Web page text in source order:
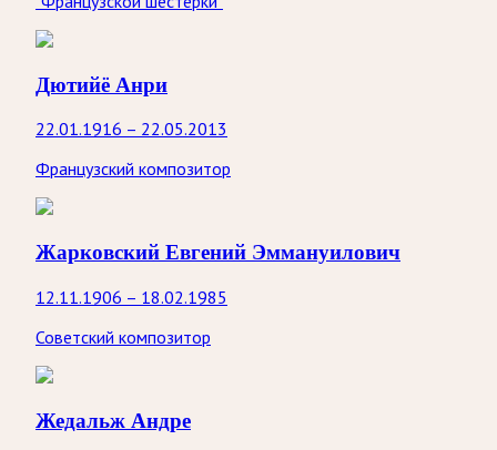
Дютийё Анри
22.01.1916 – 22.05.2013
Французский композитор
Жарковский Евгений Эммануилович
12.11.1906 – 18.02.1985
Советский композитор
Жедальж Андре